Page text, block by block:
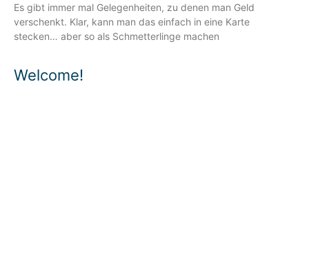
Welcome!
Es gibt immer mal Gelegenheiten, zu denen man Geld
verschenkt. Klar, kann man das einfach in eine Karte
stecken… aber so als Schmetterlinge machen